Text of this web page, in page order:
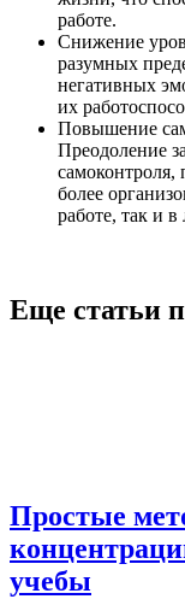
работе.
Снижение
разумных
негативных
их
Повышение
Преодоление
самоконтроля,
более
работе, так и
Еще статьи
Простые
учебы